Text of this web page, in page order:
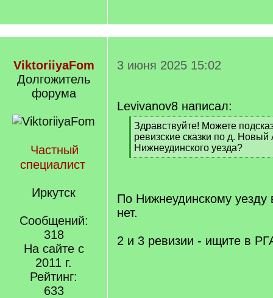
ViktoriiyaFom
Долгожитель
форума
Частный
специалист
Иркутск
Сообщений:
318
На сайте с
2011 г.
Рейтинг:
633
3 июня 2025 15:02
Levivanov8 написал:
[
q
]
Здравствуйте! Можете
ревизские сказки по д. Новый
Нижнеудинского уезда?
[
По Нижнеудинскому
нет.
2 и 3 ревизии - ищите в